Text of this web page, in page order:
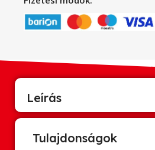
Leírás
Tulajdonságok